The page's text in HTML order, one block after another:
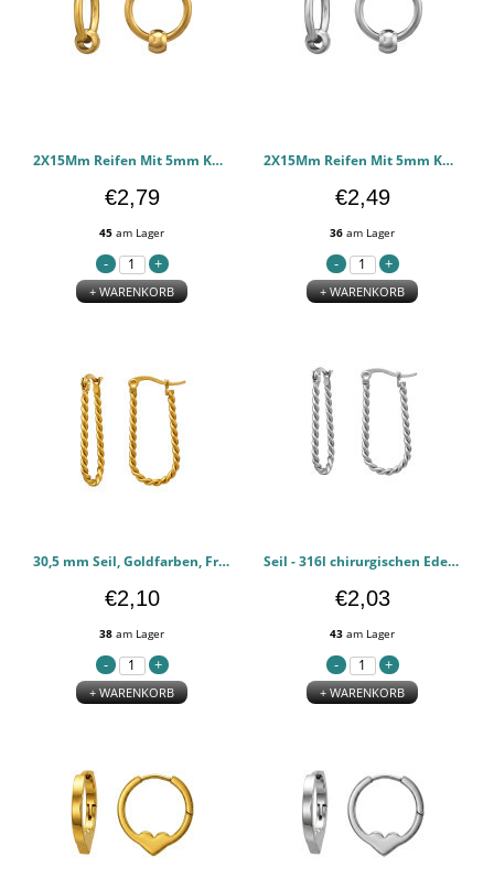
2X15Mm Reifen Mit 5mm Kugel, Goldfarben - 316l chirurgischen Edelstahl Ohrringe PCJW51437
€2,79
45 am Lager
+ WARENKORB
2X15Mm Reifen Mit 5mm Kugel - 316l chirurgischen Edelstahl Ohrringe PCJW51436
€2,49
36 am Lager
+ WARENKORB
30,5 mm Seil, Goldfarben, Französischer Verschluss - 316l chirurgischen Edelstahl Ohrringe PCJW51298
€2,10
38 am Lager
+ WARENKORB
Seil - 316l chirurgischen Edelstahl Ohrringe PCJW51297
€2,03
43 am Lager
+ WARENKORB